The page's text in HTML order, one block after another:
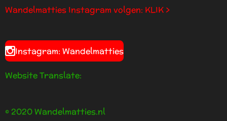
Wandelmatties Instagram volgen: KLIK >
Instagram: Wandelmatties
Website Translate:
© 2020 Wandelmatties.nl